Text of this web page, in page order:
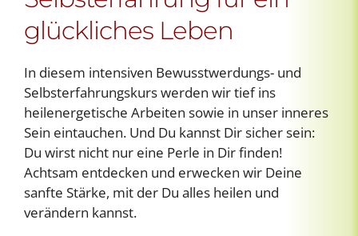
glückliches Leben
In diesem intensiven Bewusstwerdungs- und
Selbsterfahrungskurs werden wir tief ins
heilenergetische Arbeiten sowie in unser inneres
Sein eintauchen. Und Du kannst Dir sicher sein:
Du wirst nicht nur eine Perle in Dir finden!
Achtsam entdecken und erwecken wir Deine
sanfte Stärke, mit der Du alles heilen und
verändern kannst.